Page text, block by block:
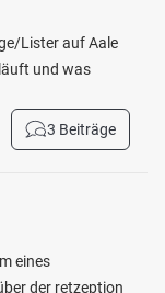
Lister auf Aale
und was
3 Beiträge
eines
der retzeption